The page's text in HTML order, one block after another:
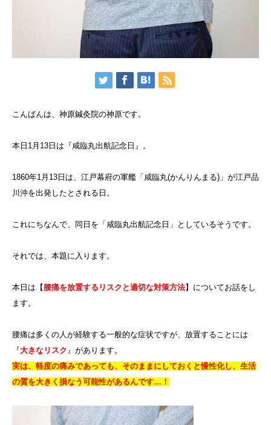
こんばんは、神原鍼灸院の神原です。
本日1月13日は『咸臨丸出航記念日』。
1860年1月13日は、江戸幕府の軍艦「咸臨丸(かんりんまる)」が江戸品
川沖を出発したとされる日。
これにちなんで、同日を「咸臨丸出航記念日」としているそうです。
それでは、本題に入ります。
本日は【腰痛を放置するリスクと適切な対策方法】についてお話をし
ます。
腰痛は多くの人が経験する一般的な症状ですが、放置することには
『大きなリスク』があります。
実は、軽度の痛みであっても、そのままにしておくと慢性化し、生活
の質を大きく損なう可能性があるんです…！